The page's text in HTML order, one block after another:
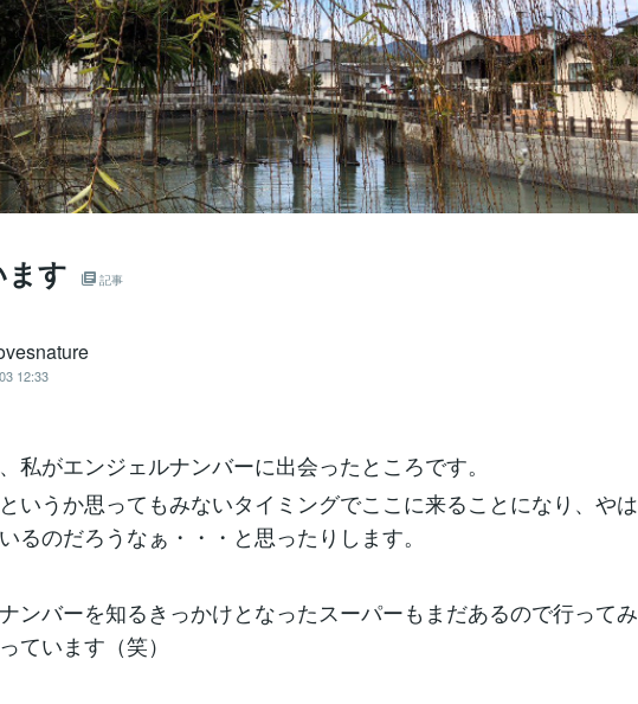
す 記事
12:33
私がエンジェルナンバーに出会ったところです。
いうか思ってもみないタイミングでここに来ることになり、やは
るのだろうなぁ・・・と思ったりします。
ンバーを知るきっかけとなったスーパーもまだあるので行ってみ
ています（笑）